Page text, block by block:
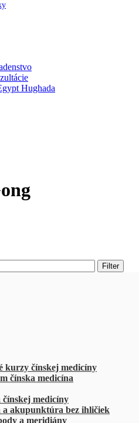
Hughada
Filter
kurzy čínskej medicíny
čínska medicína
medicíny
a akupunktúra bez ihličiek
a meridiány